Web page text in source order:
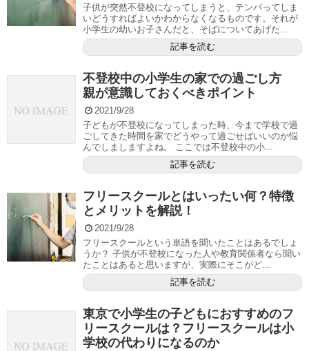
子供が突然不登校になってしまうと、テンパってしま
いどうすればよいかわからなくなるものです。それが
小学生の幼いお子さんだと、そばについてあげた...
記事を読む
不登校中の小学生の家での過ごし方
親が意識しておくべきポイント
2021/9/28
子どもが不登校になってしまった時、今まで学校で過
ごしてきた時間を家でどうやって過ごせばいいのか悩
んでしましますよね。 ここでは不登校中の小...
記事を読む
フリースクールとはいったい何？特徴
とメリットを解説！
2021/9/28
フリースクールという単語を聞いたことはあるでしょ
うか？ 子供が不登校になった人や教育関係者なら聞い
たことはあると思いますが、実際にそこがど...
記事を読む
東京で小学生の子どもにおすすめのフ
リースクールは？フリースクールは小
学校の代わりになるのか